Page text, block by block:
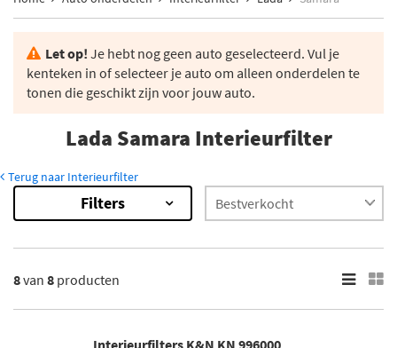
Let op! Je hebt nog geen auto geselecteerd. Vul je
kenteken in of selecteer je auto om alleen onderdelen te
tonen die geschikt zijn voor jouw auto.
Lada Samara Interieurfilter
Terug naar Interieurfilter
Resultaten
×
Valeo (7)
Filters
8van 8 producten
Interieurfilters K&N KN 996000